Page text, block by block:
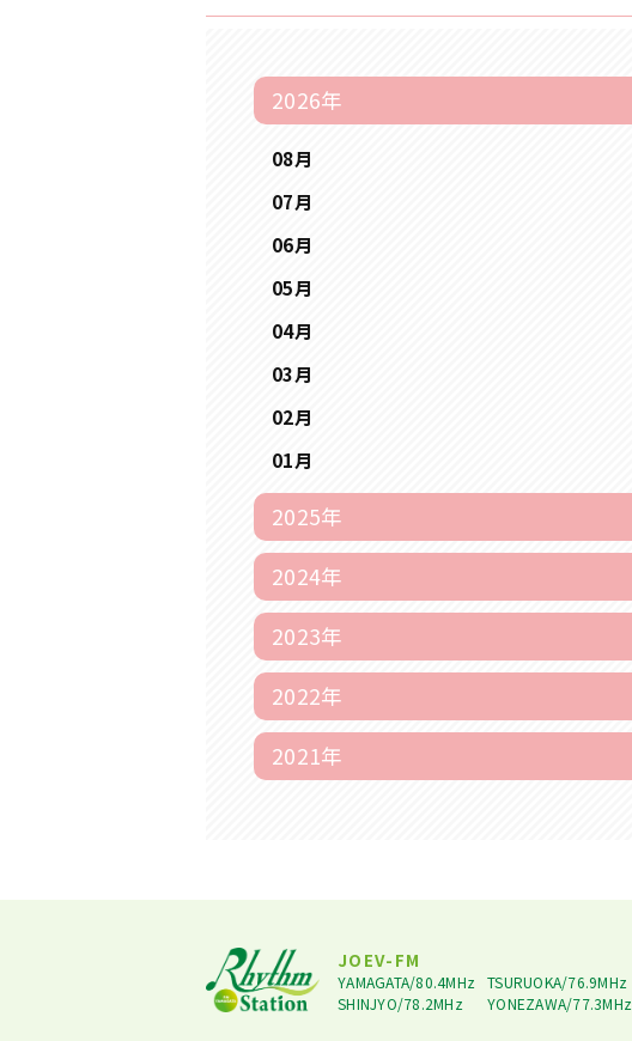
2026年
08月
07月
06月
05月
04月
03月
02月
01月
2025年
2024年
2023年
2022年
2021年
JOEV-FM
YAMAGATA/80.4MHz
TSURUOKA/76.9MHz
SHINJYO/78.2MHz
YONEZAWA/77.3MHz